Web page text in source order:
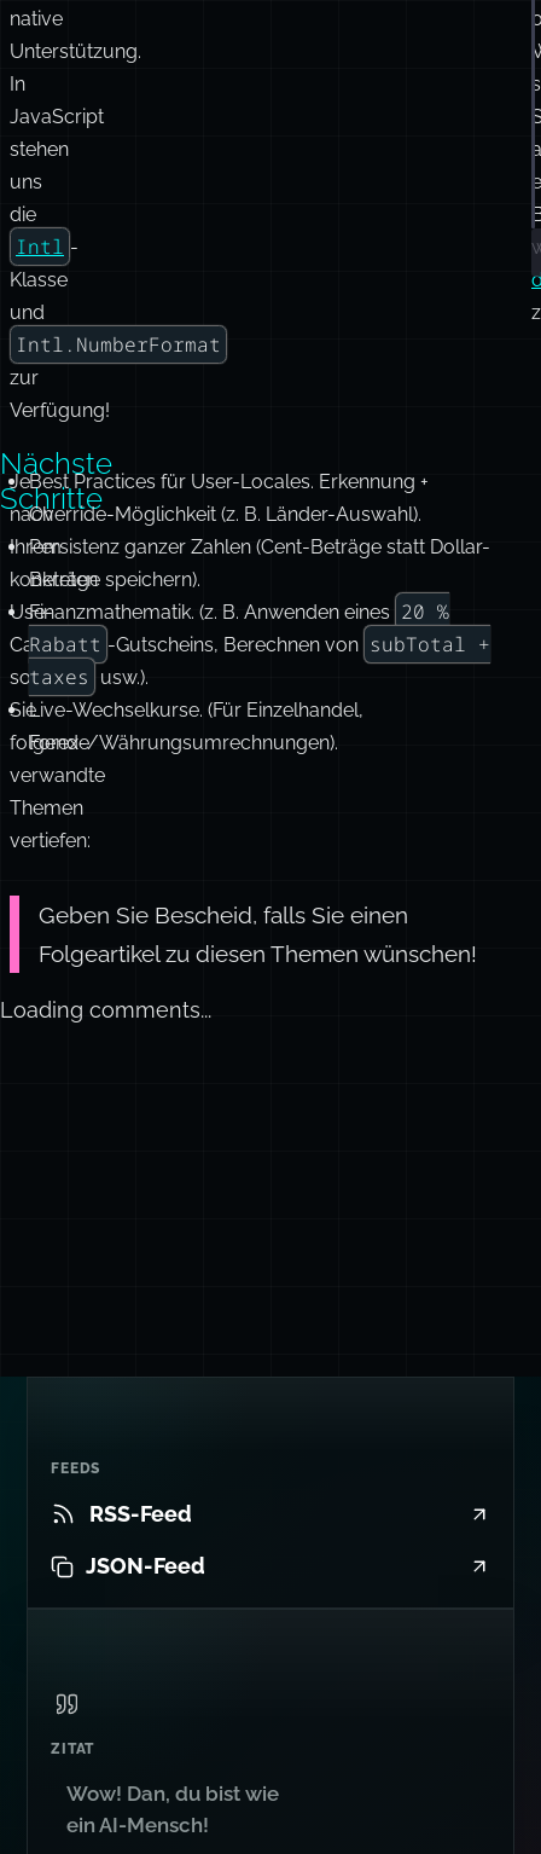
native
Unterstützung.
In
JavaScript
stehen
uns
die
Intl -
Klasse
und
Intl.NumberFormat
zur
Verfügung!
Nächste
Schritte
Je
nach
Ihrem
konkreten
Use-
Case
sollten
Sie
folgende
verwandte
Themen
vertiefen:
Best Practices für User-Locales. Erkennung +
Override-Möglichkeit (z. B. Länder-Auswahl).
Persistenz ganzer Zahlen (Cent-Beträge statt Dollar-
Beträge speichern).
Finanzmathematik. (z. B. Anwenden eines 20 %
Rabatt -Gutscheins, Berechnen von subTotal +
taxes
usw.).
Live-Wechselkurse. (Für Einzelhandel,
Forex-/Währungsumrechnungen).
Geben Sie Bescheid, falls Sie einen
Folgeartikel zu diesen Themen wünschen!
Loading comments...
FEEDS
RSS-Feed
JSON-Feed
ZITAT
Wow! Dan, du bist wie
ein AI-Mensch!